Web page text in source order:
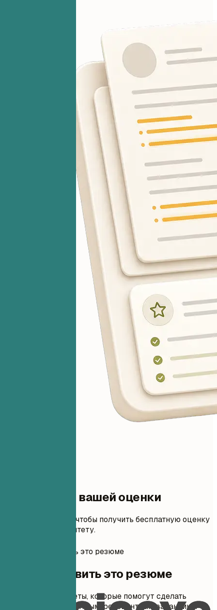
Один шаг до вашей оценки
Добавьте резюме, чтобы получить бесплатную оценку
и правки по приоритету.
Как подготовить это резюме
Как подготовить это резюме
Практические советы, которые помогут сделать
каждый раздел понятным, релевантным вакансии и